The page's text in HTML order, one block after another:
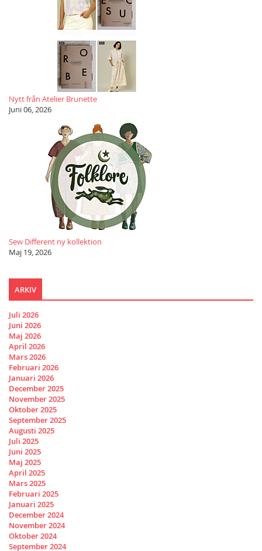
Nytt från Atelier Brunette
Juni 06, 2026
Sew Different ny kollektion
Maj 19, 2026
ARKIV
Juli 2026
Juni 2026
Maj 2026
April 2026
Mars 2026
Februari 2026
Januari 2026
December 2025
November 2025
Oktober 2025
September 2025
Augusti 2025
Juli 2025
Juni 2025
Maj 2025
April 2025
Mars 2025
Februari 2025
Januari 2025
December 2024
November 2024
Oktober 2024
September 2024